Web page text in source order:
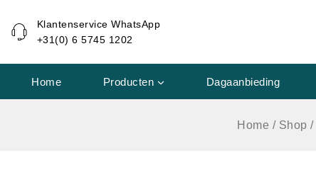
inhoud
Klantenservice WhatsApp
+31(0) 6 5745 1202
Home Producten Dagaanbieding
Home / Shop /